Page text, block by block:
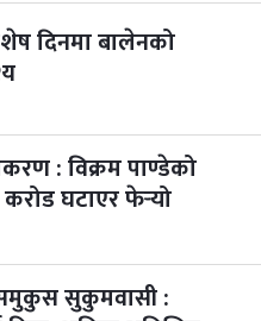
२ महिना बाँकी
२ महिना बाँकी
३ महिना बाँकी
दिनमा बालेनको
: विक्रम पाण्डेको
घटाएर फेर्‍यो
सुकुमवासी :